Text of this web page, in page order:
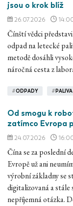
jsou o krok blíž
26.07.2026
Čínští vědci
odpad na letecké
metodě dosáhli
náročná cesta z
#ODPADY # PALIVA
Od smogu k
zatímco Evropa
24.07.2026
Čína se za poslední
Evropě už ani
výrobní základny se
digitalizovaná a stále
nepříjemná otázka.